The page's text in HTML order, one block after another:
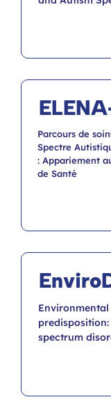
Parcours de
Spectre
: Appariement
de Santé
spectrum